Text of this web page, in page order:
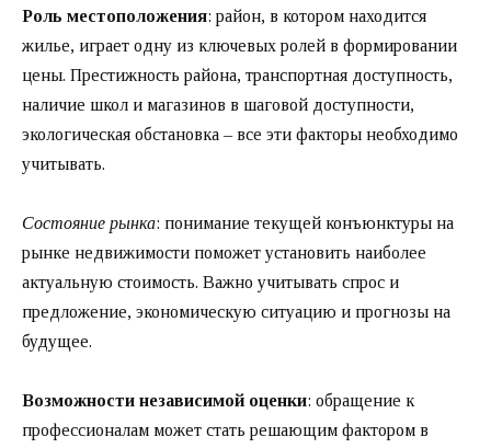
Роль местоположения: район, в котором находится
жилье, играет одну из ключевых ролей в формировании
цены. Престижность района, транспортная доступность,
наличие школ и магазинов в шаговой доступности,
экологическая обстановка – все эти факторы необходимо
учитывать.
Состояние рынка: понимание текущей конъюнктуры на
рынке недвижимости поможет установить наиболее
актуальную стоимость. Важно учитывать спрос и
предложение, экономическую ситуацию и прогнозы на
будущее.
Возможности независимой оценки: обращение к
профессионалам может стать решающим фактором в